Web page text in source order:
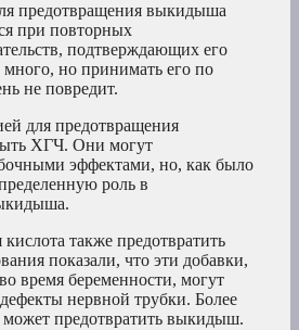
предотвращения выкидыша
при повторных
подтверждающих его
но принимать его по
не повредит.
для предотвращения
ХГЧ. Они могут
эффектами, но, как было
роль в
также предотвратить
показали, что эти добавки,
время беременности, могут
нервной трубки. Более
может предотвратить выкидыш.